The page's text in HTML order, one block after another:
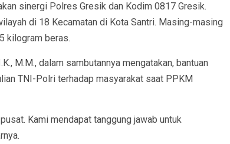
sinergi Polres Gresik dan Kodim 0817 Gresik.
di 18 Kecamatan di Kota Santri. Masing-masing
kilogram beras.
M.M., dalam sambutannya mengatakan, bantuan
TNI-Polri terhadap masyarakat saat PPKM
Kami mendapat tanggung jawab untuk